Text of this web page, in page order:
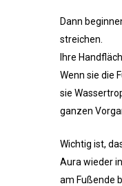
Dann
streichen.
Ihre
Wenn sie die
sie
ganzen
Wichtig ist,
Aura wieder
am Fußende